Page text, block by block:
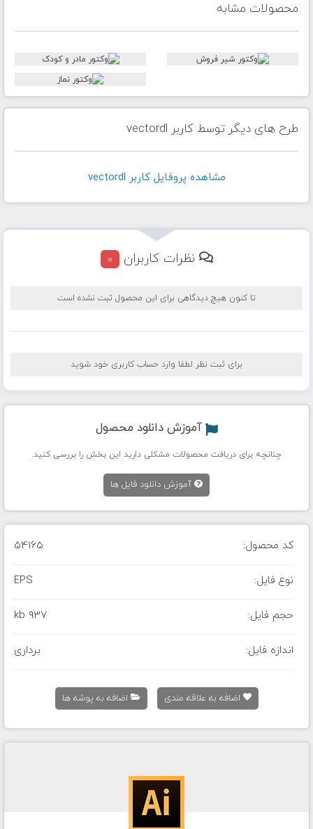
محصولات مشابه
طرح های دیگر توسط کاربر vectordl
مشاهده پروفايل کاربر vectordl
نظرات کاربران 0
تا کنون هیچ دیدگاهی برای این محصول ثبت نشده است
برای ثبت نظر لطفا وارد حساب کاربری خود شوید
آموزش دانلود محصول
چنانچه برای دریافت محصولات مشکلی دارید این بخش را بررسی کنید.
آموزش دانلود فایل ها
کد محصول: 54165
نوع فایل: EPS
حجم فایل: 937 kb
اندازه فایل: برداری
اضافه به علاقه مندی اضافه به پوشه ها